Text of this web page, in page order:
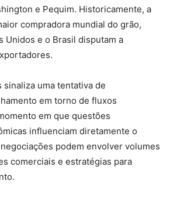
e Pequim. Historicamente, a
compradora mundial do grão,
Unidos e o Brasil disputam a
sinaliza uma tentativa de
em torno de fluxos
em que questões
influenciam diretamente o
podem envolver volumes
comerciais e estratégias para